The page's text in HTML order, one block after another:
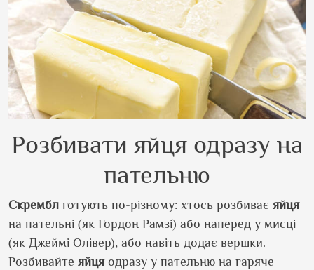
Розбивати яйця одразу на
пательню
Скрембл готують по-різному: хтось розбиває яйця
на пательні (як Гордон Рамзі) або наперед у мисці
(як Джеймі Олівер), або навіть додає вершки.
Розбивайте яйцяодразу у пательню на гаряче